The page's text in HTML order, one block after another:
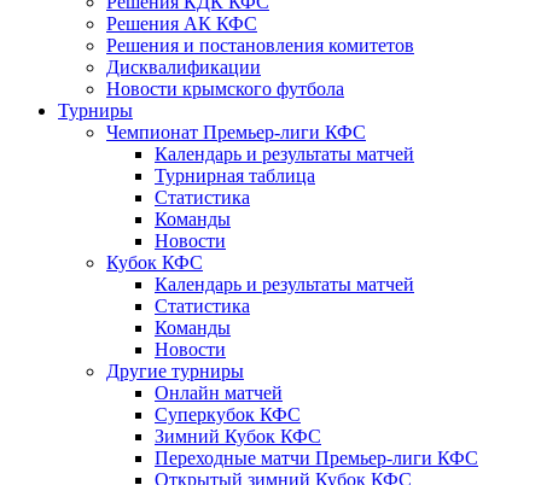
Решения АК КФС
Решения и постановления комитетов
Дисквалификации
Новости крымского футбола
Турниры
Чемпионат Премьер-лиги КФС
Календарь и результаты матчей
Турнирная таблица
Статистика
Команды
Новости
Кубок КФС
Календарь и результаты матчей
Статистика
Команды
Новости
Другие турниры
Онлайн матчей
Суперкубок КФС
Зимний Кубок КФС
Переходные матчи Премьер-лиги КФС
Открытый зимний Кубок КФС